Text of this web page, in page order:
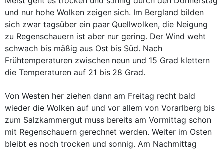
und nur hohe Wolken zeigen sich. Im Bergland bilden
sich zwar tagsüber ein paar Quellwolken, die Neigung
zu Regenschauern ist aber nur gering. Der Wind weht
schwach bis mäßig aus Ost bis Süd. Nach
Frühtemperaturen zwischen neun und 15 Grad klettern
die Temperaturen auf 21 bis 28 Grad.
Von Westen her ziehen dann am Freitag recht bald
wieder die Wolken auf und vor allem von Vorarlberg bis
zum Salzkammergut muss bereits am Vormittag schon
mit Regenschauern gerechnet werden. Weiter im Osten
bleibt es noch trocken und sonnig. Am Nachmittag